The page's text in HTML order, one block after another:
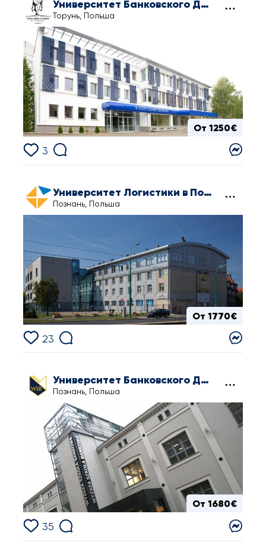
Университет Банковского Дела в Торуне
Торунь, Польша
От 1250€
3
Университет Логистики в Познани
Познань, Польша
От 1770€
23
Университет Банковского Дела в Познани
Познань, Польша
От 1680€
35